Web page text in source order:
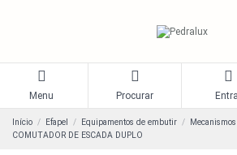
Menu Procurar
Início Efapel Equipamentos de embutir
COMUTADOR DE ESCADA DUPLO